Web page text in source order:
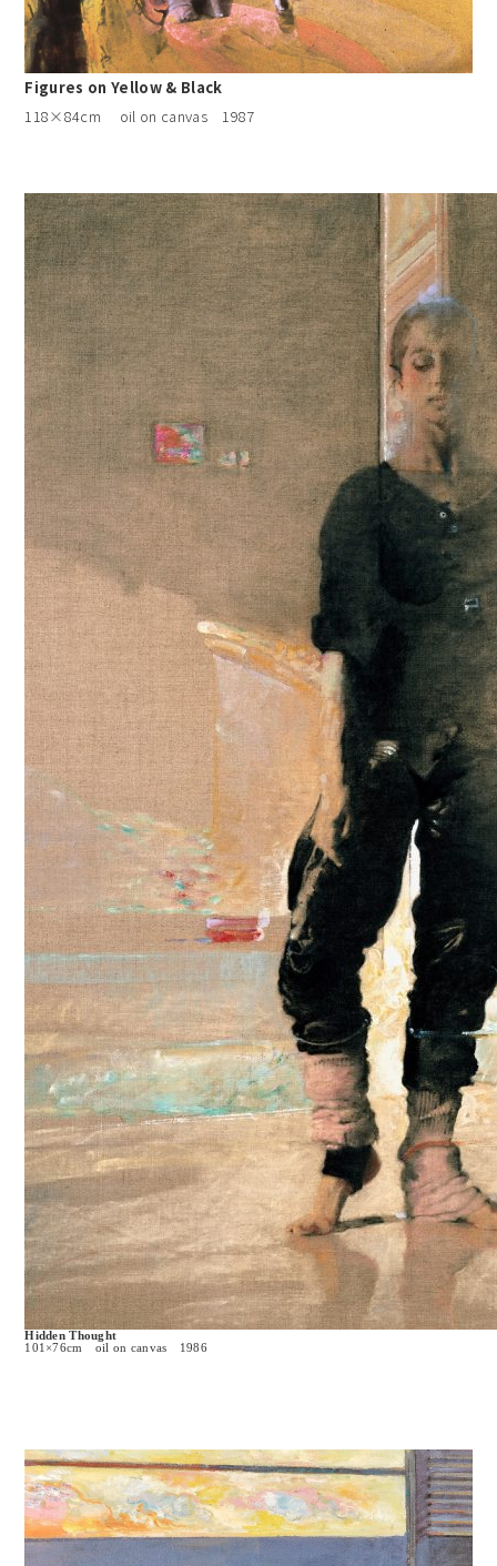
Figures on Yellow & Black
118×84cm oil on canvas 1987
Hidden Thought
101×76cm oil on canvas 1986